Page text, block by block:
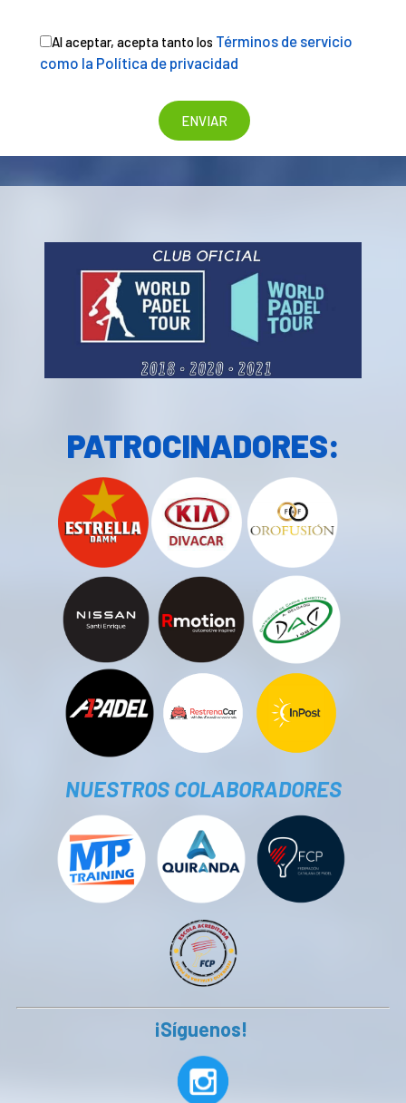
Al aceptar, acepta tanto los Términos de servicio
como la Política de privacidad
PATROCINADORES:
NUESTROS COLABORADORES
¡Síguenos!